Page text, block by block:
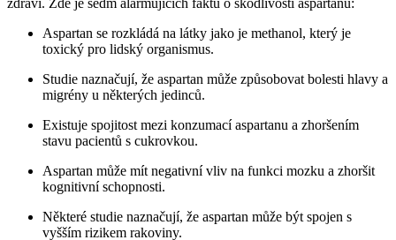
Aspartan se rozkládá na látky jako je methanol, který je
toxický pro lidský organismus.
Studie naznačují, že aspartan může způsobovat bolesti hlavy a
migrény u některých jedinců.
Existuje spojitost mezi konzumací aspartanu a zhoršením
stavu pacientů s cukrovkou.
Aspartan může mít negativní vliv na funkci mozku a zhoršit
kognitivní schopnosti.
Některé studie naznačují, že aspartan může být spojen s
vyšším rizikem rakoviny.